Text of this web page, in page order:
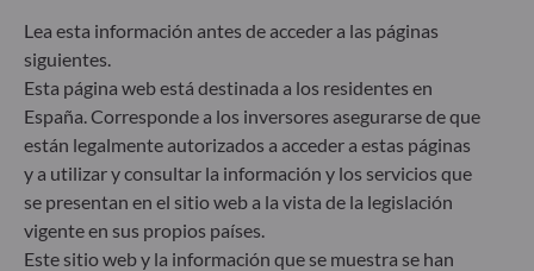
ESG (medioambientales, sociales y/o de gobierno
corporativo) en su proceso de toma de decisiones
de inversión. Artículo 9: El equipo de gestión
persigue un objetivo de inversión estrictamente
sostenible que contribuye de forma significativa a
los desafíos de la transición ecológica y aborda los
riesgos de sostenibilidad mediante las
calificaciones proporcionadas por el proveedor de
datos ESG externo de la Sociedad gestora.
Lea esta información antes de acceder a las páginas
siguientes.
Esta página web está destinada a los residentes en
España. Corresponde a los inversores asegurarse de que
están legalmente autorizados a acceder a estas páginas
y a utilizar y consultar la información y los servicios que
se presentan en el sitio web a la vista de la legislación
vigente en sus propios países.
Este sitio web y la información que se muestra se han